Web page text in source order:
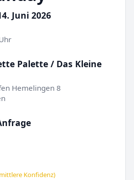
Juni 2026
Palette / Das Kleine
Hemelingen 8
Konfidenz)